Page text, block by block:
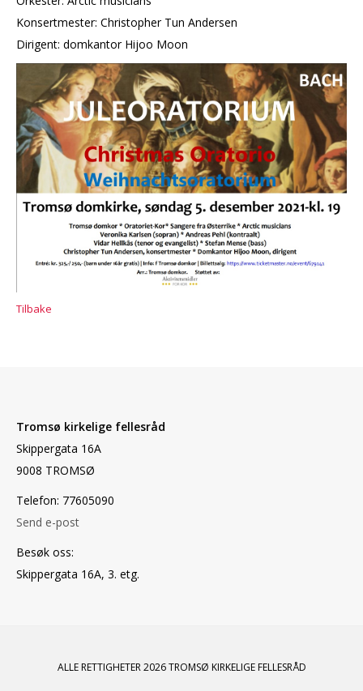
Konsertmester: Christopher Tun Andersen
Dirigent: domkantor Hijoo Moon
Tilbake
Tromsø kirkelige fellesråd
Skippergata 16A
9008 TROMSØ
Telefon: 77605090
Send e-post
Besøk oss:
Skippergata 16A, 3. etg.
ALLE RETTIGHETER 2026 TROMSØ KIRKELIGE FELLESRÅD